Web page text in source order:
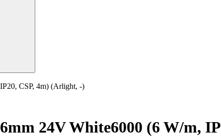
CSP, 4m) (Arlight, -)
24V White6000 (6 W/m,